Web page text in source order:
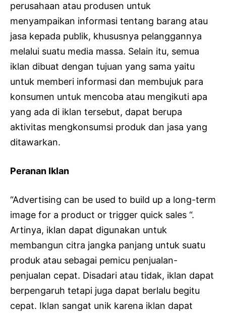
perusahaan atau produsen untuk
menyampaikan informasi tentang barang atau
jasa kepada publik, khususnya pelanggannya
melalui suatu media massa. Selain itu, semua
iklan dibuat dengan tujuan yang sama yaitu
untuk memberi informasi dan membujuk para
konsumen untuk mencoba atau mengikuti apa
yang ada di iklan tersebut, dapat berupa
aktivitas mengkonsumsi produk dan jasa yang
ditawarkan.
Peranan Iklan
“Advertising can be used to build up a long-term
image for a product or trigger quick sales “.
Artinya, iklan dapat digunakan untuk
membangun citra jangka panjang untuk suatu
produk atau sebagai pemicu penjualan-
penjualan cepat. Disadari atau tidak, iklan dapat
berpengaruh tetapi juga dapat berlalu begitu
cepat. Iklan sangat unik karena iklan dapat